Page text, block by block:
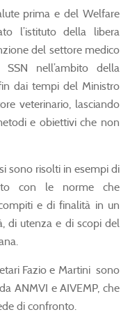
prima e del Welfare
l’istituto della libera
del settore medico
nell’ambito della
dai tempi del Ministro
veterinario, lasciando
e obiettivi che non
sono risolti in esempi di
con le norme che
e di finalità in un
di utenza e di scopi del
Fazio e Martini sono
ANMVI e AIVEMP, che
di confronto.